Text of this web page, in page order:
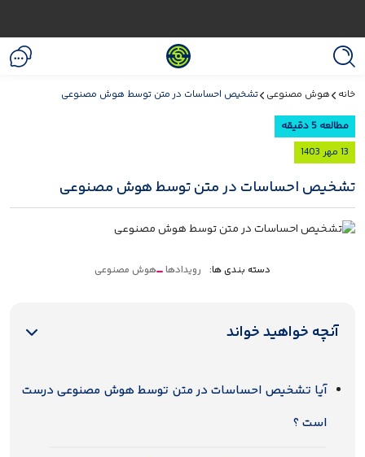
خانه هوش مصنوعی تشخیص احساسات در متن توسط هوش مصنوعی
مطالعه 5 دقیقه
13 مهر 1403
تشخیص احساسات در متن توسط هوش مصنوعی
دسته بندی ها: رویدادها هوش مصنوعی
آنچه خواهید خواند
آیا تشخیص احساسات در متن توسط هوش مصنوعی درست
است ؟